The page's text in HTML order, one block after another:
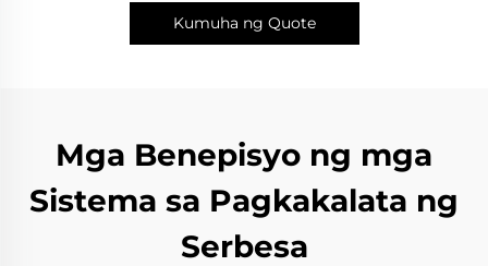
Kumuha ng Quote
Mga Benepisyo ng mga
Sistema sa Pagkakalata ng
Serbesa